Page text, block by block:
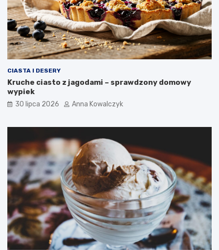
CIASTA I DESERY
Kruche ciasto z jagodami – sprawdzony domowy
wypiek
30 lipca 2026 Anna Kowalczyk